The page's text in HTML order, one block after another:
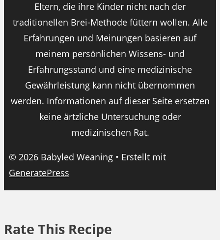
Eltern, die ihre Kinder nicht nach der
traditionellen Brei-Methode füttern wollen. Alle
Erfahrungen und Meinungen basieren auf
meinem persönlichen Wissens- und
Erfahrungsstand und eine medizinische
Gewährleistung kann nicht übernommen
werden. Informationen auf dieser Seite ersetzen
keine ärtzliche Untersuchung oder
medizinischen Rat.
© 2026 Babyled Weaning • Erstellt mit
GeneratePress
Rate This Recipe